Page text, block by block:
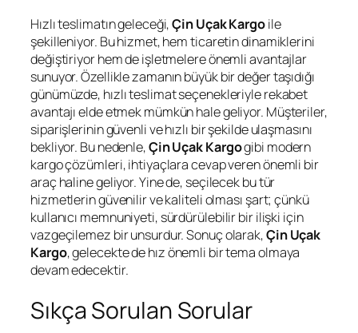
Hızlı teslimatın geleceği,Çin Uçak Kargoile
şekilleniyor. Bu hizmet, hem ticaretin dinamiklerini
değiştiriyor hem de işletmelere önemli avantajlar
sunuyor. Özellikle zamanın büyük bir değer taşıdığı
günümüzde, hızlı teslimat seçenekleriyle rekabet
avantajı elde etmek mümkün hale geliyor. Müşteriler,
siparişlerinin güvenli ve hızlı bir şekilde ulaşmasını
bekliyor. Bu nedenle,Çin Uçak Kargogibi modern
kargo çözümleri, ihtiyaçlara cevap veren önemli bir
araç haline geliyor. Yine de, seçilecek bu tür
hizmetlerin güvenilir ve kaliteli olması şart; çünkü
kullanıcı memnuniyeti, sürdürülebilir bir ilişki için
vazgeçilemez bir unsurdur. Sonuç olarak,Çin Uçak
Kargo, gelecekte de hız önemli bir tema olmaya
devam edecektir.
Sıkça Sorulan Sorular